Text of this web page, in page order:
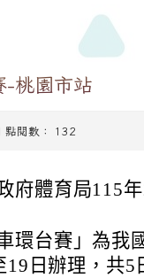
-桃園市站
閱數： 132
府體育局115
環台賽」為
19日辦理，共